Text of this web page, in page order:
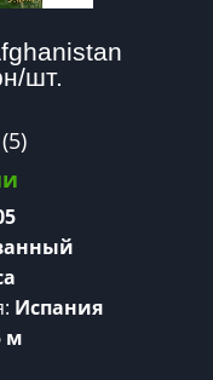
шт.
(5)
Испания
м